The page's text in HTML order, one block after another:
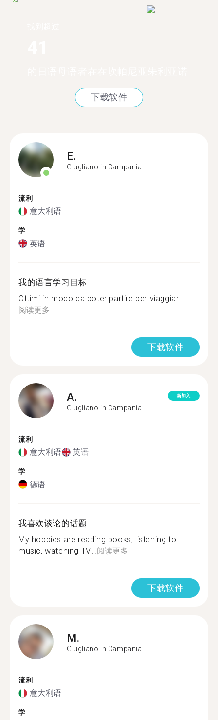
下载软件
E.
Giugliano in Campania
流利
意大利语
学
英语
我的语言学习目标
Ottimi in modo da poter partire per viaggiar...
阅读更多
下载软件
A.
Giugliano in Campania
新加入
流利
意大利语 英语
学
德语
我喜欢谈论的话题
My hobbies are reading books, listening to
music, watching TV... 阅读更多
下载软件
M.
Giugliano in Campania
流利
意大利语
学